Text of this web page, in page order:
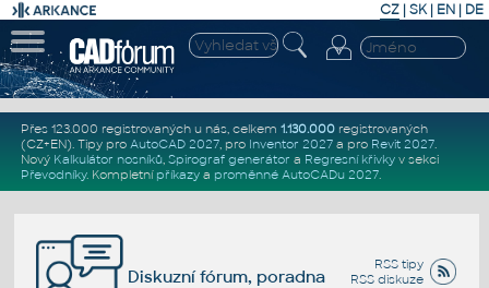
CZ | SK| EN | DE
Přes 123.000 registrovaných u nás, celkem 1.130.000registrovaných
(CZ+EN). Tipy pro AutoCAD 2027, pro Inventor 2027a pro Revit 2027.
Nový Kalkulátor nosníků, Spirograf generátor a Regresní křivkyv sekci
Převodníky. Kompletní příkazya proměnné AutoCADu 2027.
RSS tipy
RSS diskuze
Diskuzní fórum, poradna